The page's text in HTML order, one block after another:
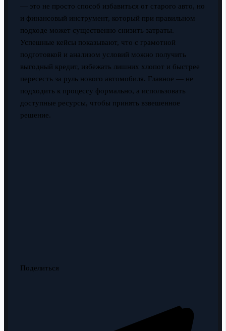
— это не просто способ избавиться от старого авто, но
и финансовый инструмент, который при правильном
подходе может существенно снизить затраты.
Успешные кейсы показывают, что с грамотной
подготовкой и анализом условий можно получить
выгодный кредит, избежать лишних хлопот и быстрее
пересесть за руль нового автомобиля. Главное — не
подходить к процессу формально, а использовать
доступные ресурсы, чтобы принять взвешенное
решение.
Поделиться